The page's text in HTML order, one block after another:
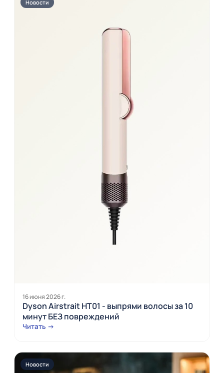
Новости
16 июня 2026 г.
Dyson Airstrait HT01 - выпрями волосы за 10
минут БЕЗ повреждений
Читать →
Новости